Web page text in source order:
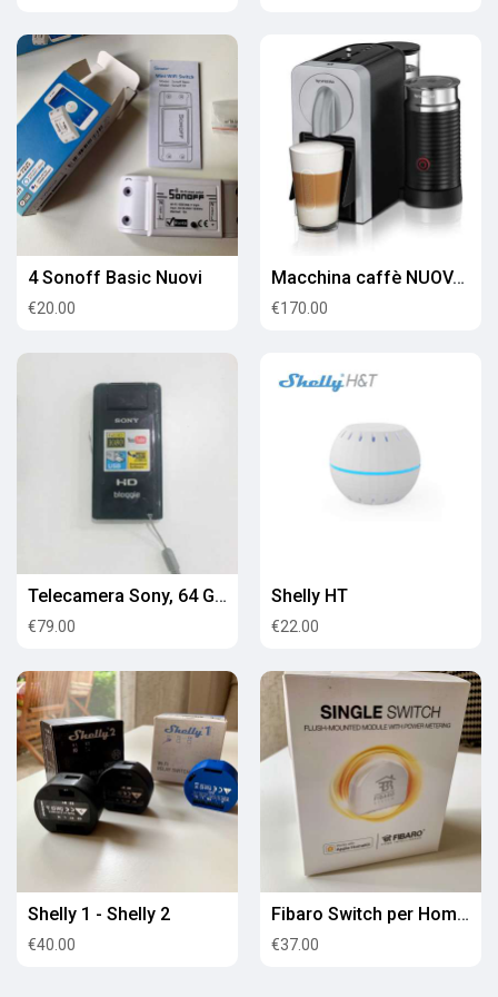
4 Sonoff Basic Nuovi
€20.00
Macchina caffè NUOVA Nespresso Prodigio&milk
€170.00
Telecamera Sony, 64 Gigabyte SD, 3 batterie, etc
€79.00
Shelly HT
€22.00
Shelly 1 - Shelly 2
€40.00
Fibaro Switch per Home Kit
€37.00